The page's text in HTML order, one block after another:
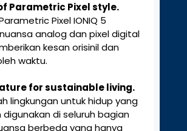
Parametric Pixel style.
Pixel IONIQ 5
analog dan pixel digital
kesan orisinil dan
waktu.
for sustainable living.
lingkungan untuk hidup yang
di seluruh bagian
berbeda yang hanya